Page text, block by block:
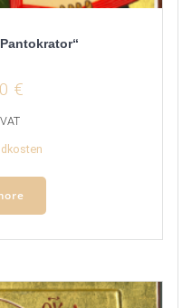
€